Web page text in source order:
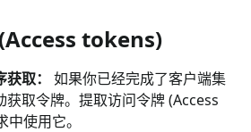
tokens)
取：
如果你已经完成了客户端集
获取令牌。提取访问令牌 (Access
使用它。